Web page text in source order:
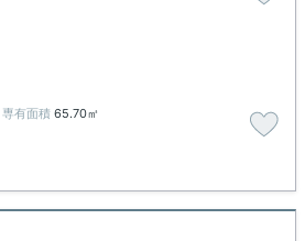
専有面積 65.70㎡